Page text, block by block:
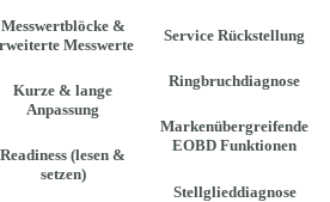
Messwertblöcke &
Messwerte
Kurze & lange
Anpassung
Readiness (lesen &
setzen)
Service Rückstellung
Ringbruchdiagnose
Markenübergreifende
EOBD Funktionen
Stellglieddiagnose